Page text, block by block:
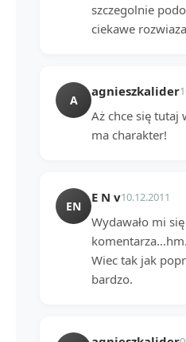
szczegolnie
ciekawe
A
agnieszkalider
Aż chce się tutaj
ma charakter!
EN
E N v10.12.2011
Wydawało mi
Wiec tak jak
bardzo.